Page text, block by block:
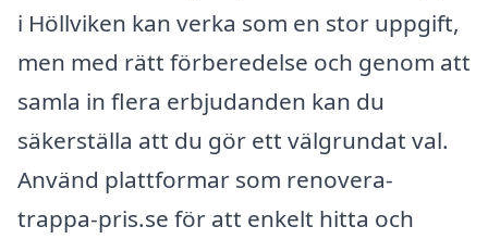
i Höllviken kan verka som en stor uppgift,
men med rätt förberedelse och genom att
samla in flera erbjudanden kan du
säkerställa att du gör ett välgrundat val.
Använd plattformar som renovera-
trappa-pris.se för att enkelt hitta och